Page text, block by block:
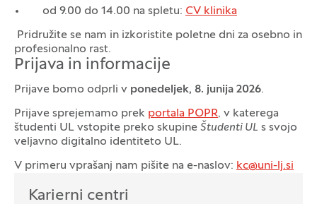
od 9.00 do 14.00 na spletu: CV klinika
Pridružite se nam in izkoristite poletne dni za osebno in
profesionalno rast.
Prijava in informacije
Prijave bomo odprli v ponedeljek, 8. junija 2026.
Prijave sprejemamo prek portala POPR, v katerega
študenti UL vstopite preko skupine Študenti UL s svojo
veljavno digitalno identiteto UL.
V primeru vprašanj nam pišite na e-naslov: kc@uni-lj.si
Karierni centri